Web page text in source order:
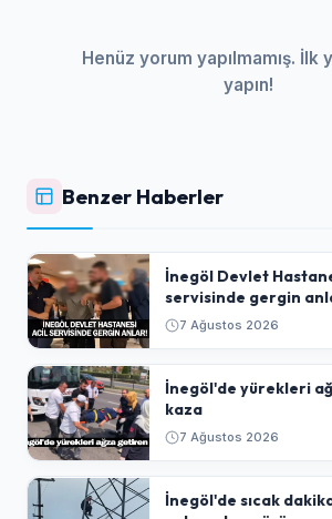
Henüz yorum yapılmamış. İlk
yapın!
Benzer Haberler
İnegöl Devlet
servisinde gergin
7 Ağustos 2026
İnegöl'de yürekleri
kaza
7 Ağustos 2026
İnegöl'de sıcak